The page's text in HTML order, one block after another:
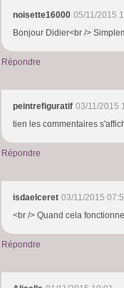
noisette16000 05/11/2015
Bonjour Didier<br />
Répondre
peintrefiguratif 03/11/2015
tien les commentaires
Répondre
isdaelceret 03/11/2015
<br /> Quand cela
Répondre